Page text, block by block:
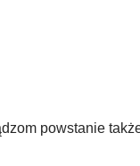
powstanie